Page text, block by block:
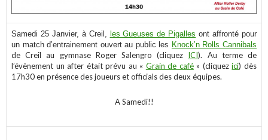
Samedi 25 Janvier, à Creil, les Gueuses de Pigalles ont affronté pour
un match d’entrainement ouvert au public les Knock’n Rolls Cannibals
de Creil au gymnase Roger Salengro (cliquez ICI). Au terme de
l’évènement un after était prévu au « Grain de café» (cliquezici) dès
17h30 en présence des joueurs et officials des deux équipes.
A Samedi!!